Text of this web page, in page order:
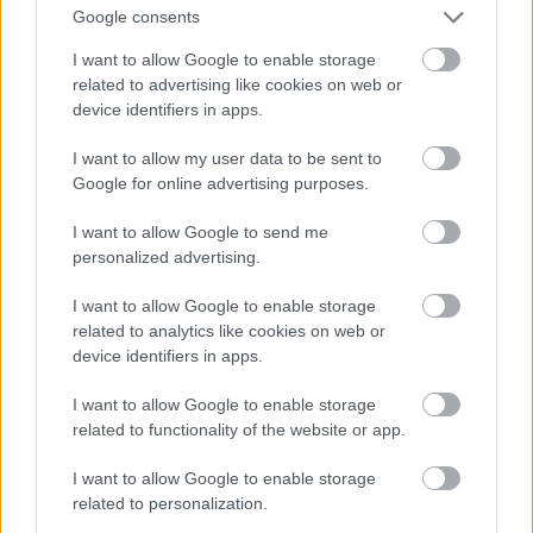
Google consents
I want to allow Google to enable storage
related to advertising like cookies on web or
device identifiers in apps.
I want to allow my user data to be sent to
Google for online advertising purposes.
I want to allow Google to send me
personalized advertising.
I want to allow Google to enable storage
related to analytics like cookies on web or
device identifiers in apps.
I want to allow Google to enable storage
related to functionality of the website or app.
I want to allow Google to enable storage
related to personalization.
Residency, σε επιμέλεια του Laurens Otto, με
τίτλο "Hallucinations of the Normal". Στις αρχές
Μαρτίου θα συμμετέχω σε μια ομαδική
φεστιβάλ μέσα στους επόμενους μήνες.
Παράλληλα, είμαι μέλος μιας ομάδας-κολλεκτίβας
μαζί με δύο εικαστικούς και προτοιμάζουμε νέα
δουλειά που θα παρουσιάσουμε μέσα στη χρονιά.
Ειρήνη Γεωργοπούλου- «Μικρόκοσμος»
Στο δωμάτιο 409 ουσιαστικά παρουσιάζω δύο
διαφορετικά έργα, παρότι ο επιμελητής μου, ο
Πέτρος Κοσμάς τα είδε σαν ένα. Έχουν να κάνουν
με τη γέννηση, τη δημιουργία και τη ζωή. Η